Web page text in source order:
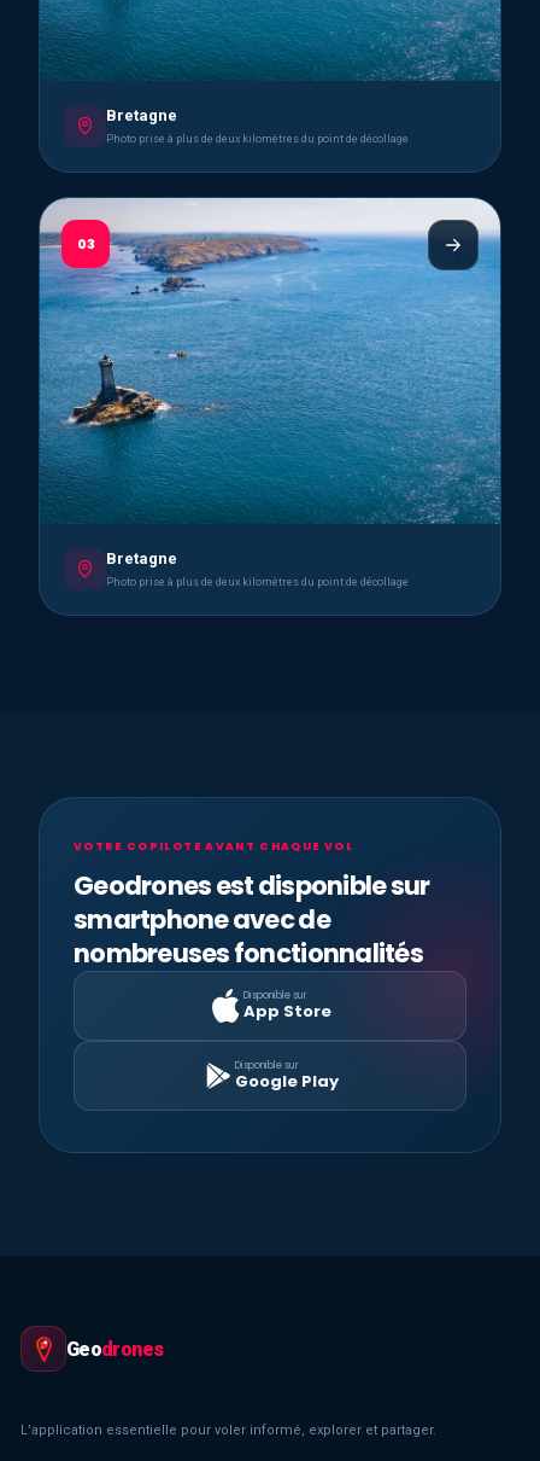
Bretagne
Photo prise à plus de deux kilomètres du point de décollage
03
Bretagne
Photo prise à plus de deux kilomètres du point de décollage
VOTRE COPILOTE AVANT CHAQUE VOL
Geodrones est disponible sur
smartphone avec de
nombreuses fonctionnalités
Disponible sur
App Store
Disponible sur
Google Play
Geodrones
L’application essentielle pour voler informé, explorer et partager.